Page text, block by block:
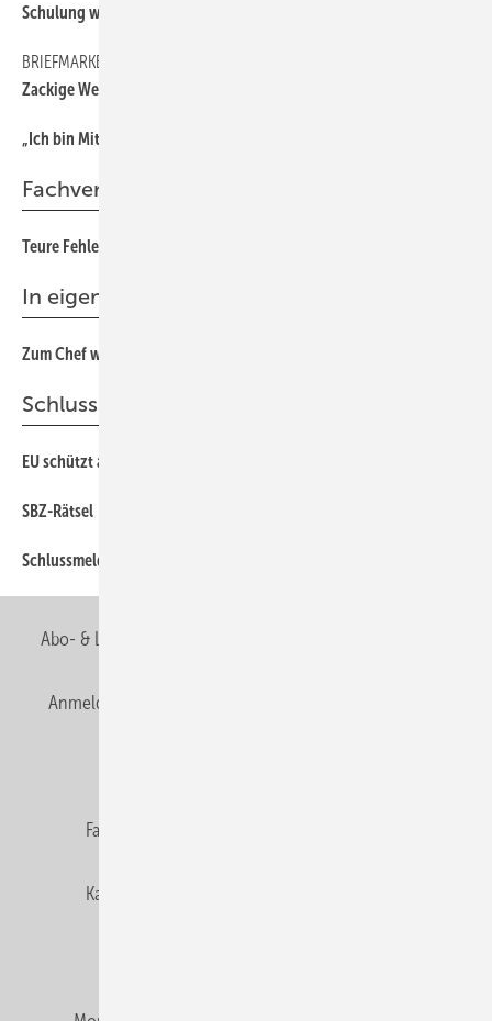
Schulung wäre ­verfrüht
BRIEFMARKE GESTALTEN
Zackige Werbung
„Ich bin Mitglied der Berufsorganisation, weil …
Fachverband
Teure Fehler vermeiden
In eigener Sache
Zum Chef wird man nicht geboren, aber...
Schlussseiten
EU schützt alte Heiztechnik
SBZ-Rätsel
Schlussmeldung
Abo- & Leserservice
Anmelden
Fachbeiträge
Karriere bei Gentner